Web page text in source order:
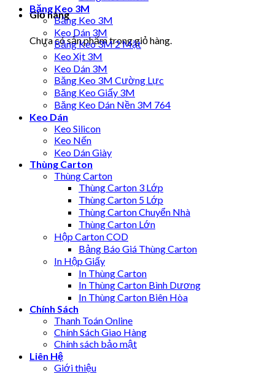
Giỏ hàng
Chưa có sản phẩm trong giỏ hàng.
Băng Keo 3M
Băng Keo 3M
Keo Dán 3M
Băng Keo 3M 2 Mặt
Keo Xịt 3M
Keo Dán 3M
Băng Keo 3M Cường Lực
Băng Keo Giấy 3M
Băng Keo Dán Nền 3M 764
Keo Dán
Keo Silicon
Keo Nến
Keo Dán Giày
Thùng Carton
Thùng Carton
Thùng Carton 3 Lớp
Thùng Carton 5 Lớp
Thùng Carton Chuyển Nhà
Thùng Carton Lớn
Hộp Carton COD
Bảng Báo Giá Thùng Carton
In Hộp Giấy
In Thùng Carton
In Thùng Carton Bình Dương
In Thùng Carton Biên Hòa
Chính Sách
Thanh Toán Online
Chính Sách Giao Hàng
Chính sách bảo mật
Liên Hệ
Giới thiệu